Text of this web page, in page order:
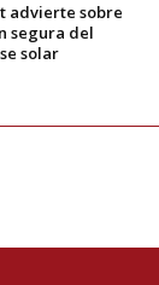
advierte sobre
segura del
solar